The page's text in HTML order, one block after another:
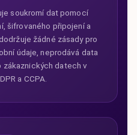
soukromí dat pomocí
šifrovaného připojení a
žádné zásady pro
údaje, neprodává data
zákaznických datech v
a CCPA.